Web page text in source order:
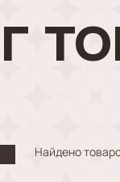
Найдено